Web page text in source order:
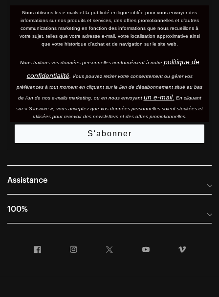
Nous utilisons les e-mails et la publicité en ligne ciblée pour vous envoyer des
informations sur nos produits et services, des offres promotionnelles et d'autres
communications marketing en fonction des informations que nous recueillons à
votre sujet, telles que votre adresse e-mail, votre localisation approximative ainsi
que votre historique d'achat et de navigation sur le site web.
Nous traitons vos données personnelles conformément à notre politique de
confidentialité. Vous pouvez retirer votre consentement ou gérer vos
préférences à tout moment en cliquant sur le lien de désabonnement situé au bas
de l'un de nos e-mails marketing, ou en nous envoyant un e-mail. En cliquant
sur « S'inscrire », vous acceptez que vos données personnelles soient stockées et
utilisées pour recevoir des newsletters et des offres promotionnelles.
S'abonner
Assistance
Foire aux questions
Conditions générales de vente
100%
Informations sur l'entreprise
Facebook Instagram YouTube